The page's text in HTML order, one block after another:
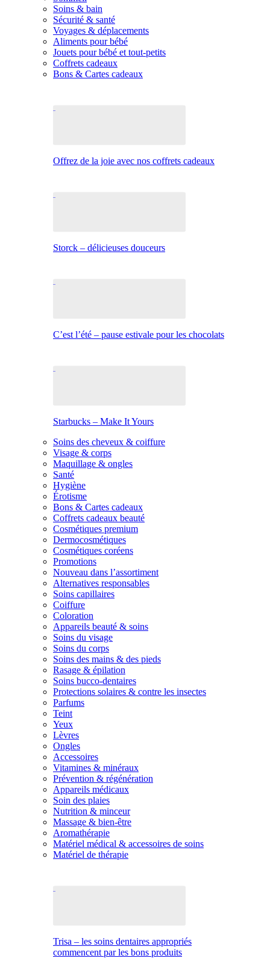
Soins & bain
Sécurité & santé
Voyages & déplacements
Aliments pour bébé
Jouets pour bébé et tout-petits
Coffrets cadeaux
Bons & Cartes cadeaux
Offrez de la joie avec nos coffrets cadeaux
Storck – délicieuses douceurs
C’est l’été – pause estivale pour les chocolats
Starbucks – Make It Yours
Soins des cheveux & coiffure
Visage & corps
Maquillage & ongles
Santé
Hygiène
Érotisme
Bons & Cartes cadeaux
Coffrets cadeaux beauté
Cosmétiques premium
Dermocosmétiques
Cosmétiques coréens
Promotions
Nouveau dans l’assortiment
Alternatives responsables
Soins capillaires
Coiffure
Coloration
Appareils beauté & soins
Soins du visage
Soins du corps
Soins des mains & des pieds
Rasage & épilation
Soins bucco-dentaires
Protections solaires & contre les insectes
Parfums
Teint
Yeux
Lèvres
Ongles
Accessoires
Vitamines & minéraux
Prévention & régénération
Appareils médicaux
Soin des plaies
Nutrition & minceur
Massage & bien-être
Aromathérapie
Matériel médical & accessoires de soins
Matériel de thérapie
Trisa – les soins dentaires appropriés
commencent par les bons produits